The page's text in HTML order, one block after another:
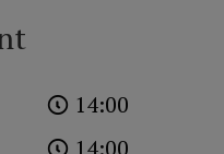
14:00
14:00